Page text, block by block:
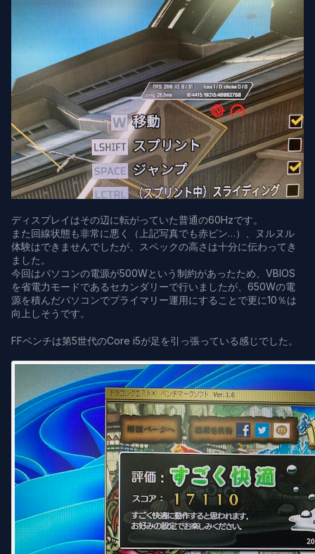
ディスプレイはその辺に転がっていた普通の60Hzです。
また回線状態も非常に悪く（上記写真でも赤ピン…）、ヌルヌル
体験はできませんでしたが、スペックの高さは十分に伝わってき
ました。
今回はパソコンの電源が500Wという制約があったため、VBIOS
を省電力モードであるセカンダリーで行いましたが、650Wの電
源を積んだパソコンでプライマリー運用にすることで更に10％は
向上しそうです。
FFベンチは第5世代のCore i5が足を引っ張っている感じでした。